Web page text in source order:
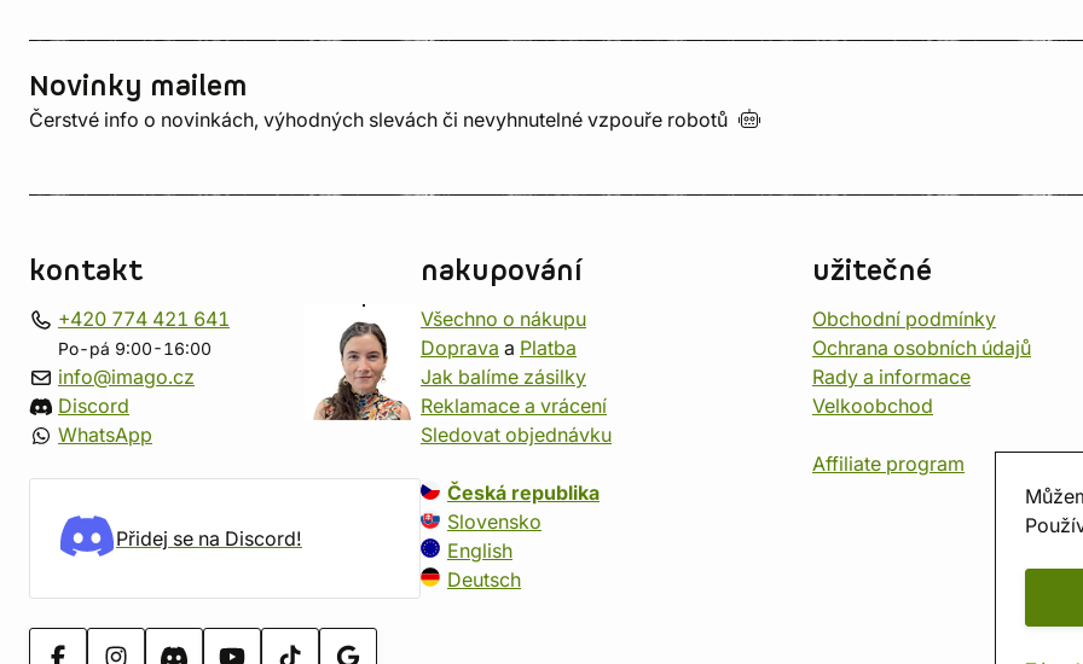
Novinky mailem
Čerstvé info o novinkách, výhodných slevách či nevyhnutelné vzpouře robotů
kontakt
+420 774 421 641
Po-pá 9:00-16:00
info@imago.cz
Discord
WhatsApp
Přidej se na Discord!
nakupování
Všechno o nákupu
Doprava a Platba
Jak balíme zásilky
Reklamace a vrácení
Sledovat objednávku
Česká republika
Slovensko
English
Deutsch
užitečné
Obchodní podmínky
Ochrana osobních údajů
Rady a informace
Velkoobchod
Affiliate program